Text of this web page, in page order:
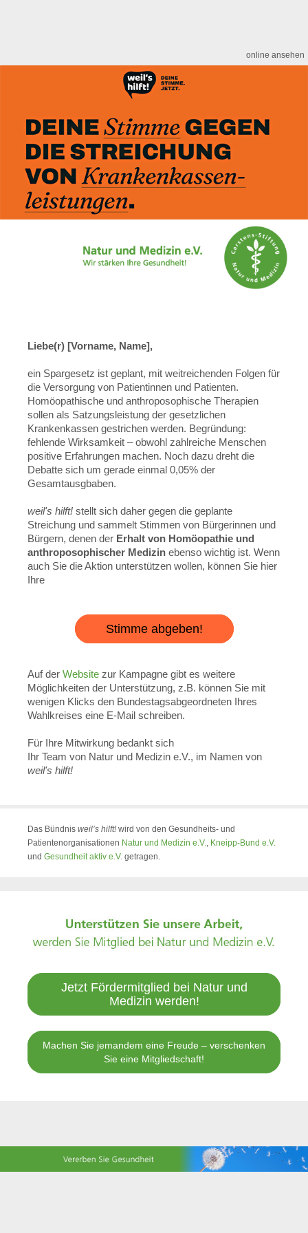
online ansehen
Liebe(r) [Vorname, Name],
ein Spargesetz ist geplant, mit weitreichenden Folgen für
die Versorgung von Patientinnen und Patienten.
Homöopathische und anthroposophische Therapien
sollen als Satzungsleistung der gesetzlichen
Krankenkassen gestrichen werden. Begründung:
fehlende Wirksamkeit – obwohl zahlreiche Menschen
positive Erfahrungen machen. Noch dazu dreht die
Debatte sich um gerade einmal 0,05% der
Gesamtausgbaben.
weil's hilft! stellt sich daher gegen die geplante
Streichung und sammelt Stimmen von Bürgerinnen und
Bürgern, denen der Erhalt von Homöopathie und
anthroposophischer Medizin ebenso wichtig ist. Wenn
auch Sie die Aktion unterstützen wollen, können Sie hier
Ihre
Stimme abgeben!
Auf der Website zur Kampagne gibt es weitere
Möglichkeiten der Unterstützung, z.B. können Sie mit
wenigen Klicks den Bundestagsabgeordneten Ihres
Wahlkreises eine E-Mail schreiben.
Für Ihre Mitwirkung bedankt sich
Ihr Team von Natur und Medizin e.V., im Namen von
weil's hilft!
Das Bündnis weil’s hilft! wird von den Gesundheits- und
Patientenorganisationen Natur und Medizin e.V., Kneipp-Bund e.V.
und Gesundheit aktiv e.V. getragen.
Jetzt Fördermitglied bei Natur und
Medizin werden!
Machen Sie jemandem eine Freude – verschenken
Sie eine Mitgliedschaft!